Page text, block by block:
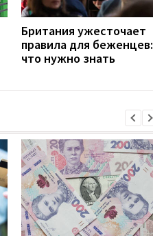
Британия ужесточает
правила для беженцев:
что нужно знать